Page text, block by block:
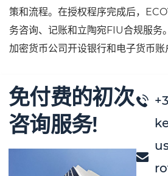
策和流程。在授权程序完成后，
务咨询、记账和立陶宛FIU合规服务
加密货币公司开设银行和电子货币账
免付费的初次
咨询服务!